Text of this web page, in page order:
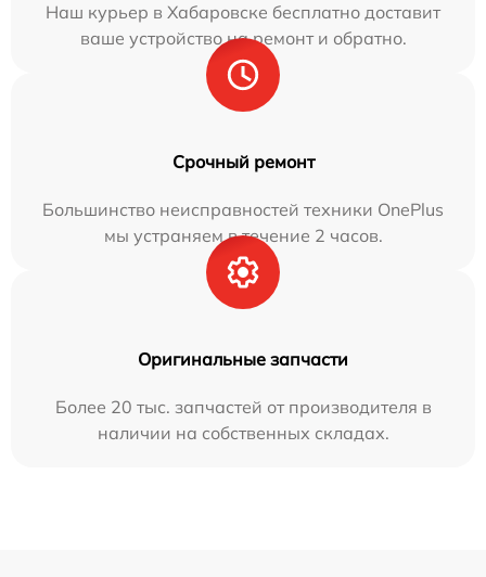
Наш курьер в Хабаровске бесплатно доставит
ваше устройство на ремонт и обратно.
Срочный ремонт
Большинство неисправностей техники OnePlus
мы устраняем в течение 2 часов.
Оригинальные запчасти
Более 20 тыс. запчастей от производителя в
наличии на собственных складах.